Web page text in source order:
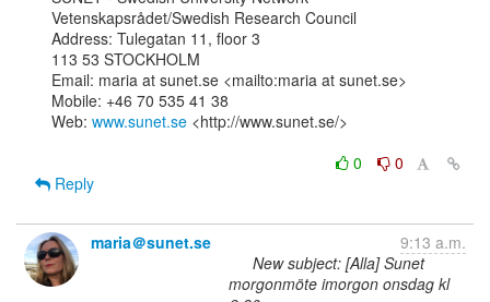
Vetenskapsrådet/Swedish Research Council
Address: Tulegatan 11, floor 3
113 53 STOCKHOLM
Email: maria at sunet.se <mailto:maria at sunet.se>
Mobile: +46 70 535 41 38
Web: www.sunet.se <http://www.sunet.se/>
0
0
Reply
maria＠sunet.se
9:13 a.m.
New subject: [Alla] Sunet
morgonmöte imorgon onsdag kl